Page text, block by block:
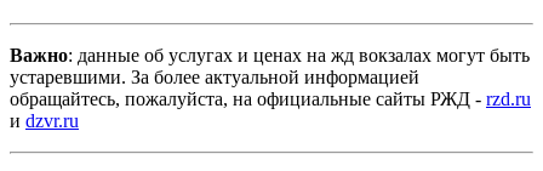
Важно: данные об услугах и ценах на жд вокзалах могут быть
устаревшими. За более актуальной информацией
обращайтесь, пожалуйста, на официальные сайты РЖД - rzd.ru
и dzvr.ru